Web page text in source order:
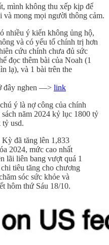
mình không thu xếp kịp để
mong mọi người thông cảm.
nhiều ý kiến không ủng hộ,
và có yếu tố chính trị hơn
cứu chính chưa đủ sức
đọc thêm bài của Noah (1
lạ), và 1 bài trên the
đây nghen —> link
ý là nợ công của chính
năm 2024 kỷ lục 1800 tỷ
tỷ usd.
Kỳ đã tăng lên 1,833
2024, mức cao nhất
lãi liên bang vượt quá 1
tiêu tăng cho chương
sóc sức khỏe và
hôm thứ Sáu 18/10.